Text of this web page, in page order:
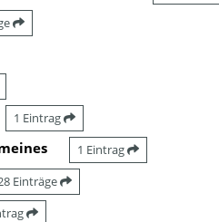
1 Eintrag
1 Eintrag
Einträge